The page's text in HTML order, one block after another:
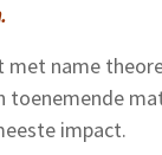
name
toenemende
impact.